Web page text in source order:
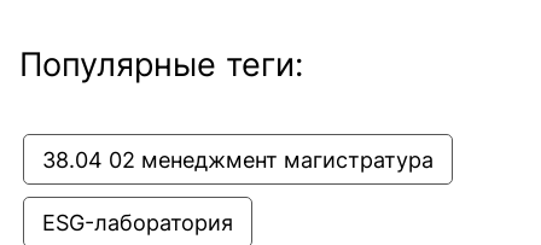
Популярные теги:
38.04 02 менеджмент магистратура
ESG-лаборатория